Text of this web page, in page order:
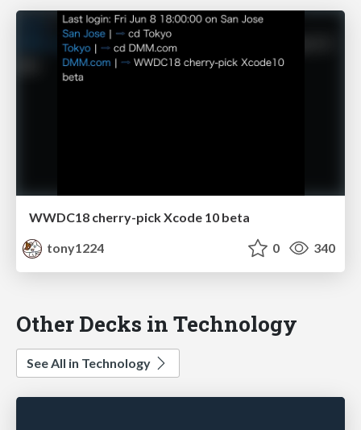
WWDC18 cherry-pick Xcode 10 beta
tony1224
0 340
Other Decks in Technology
See All in Technology